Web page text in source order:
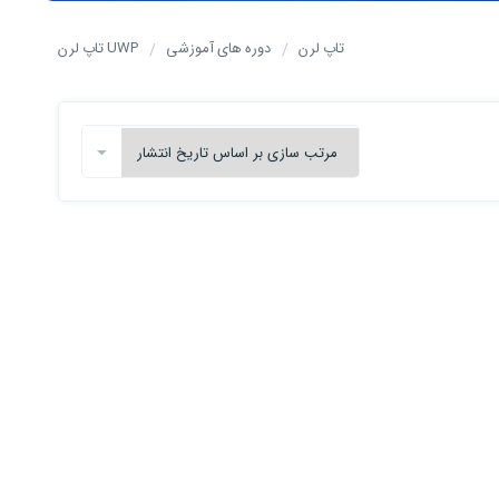
تاپ لرن دوره های آموزشی UWP تاپ لرن